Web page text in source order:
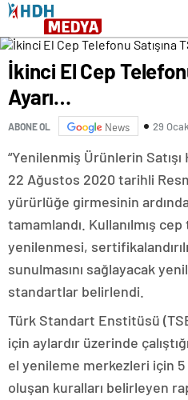
İkinci El Cep
Ayarı…
ABONE OL News 29
“Yenilenmiş Ürünlerin
22 Ağustos 2020 tarihli
yürürlüğe girmesinin
tamamlandı. Kullanılmış
yenilenmesi,
sunulmasını sağlayacak
standartlar belirlendi.
Türk Standart Enstitüsü
için aylardır üzerinde
el yenileme merkezleri için 5
oluşan kuralları belirleyen